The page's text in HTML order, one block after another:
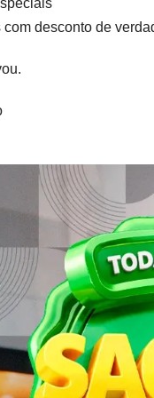
desconto de